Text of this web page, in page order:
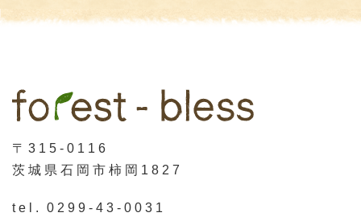
〒315-0116
茨城県石岡市柿岡1827
tel.
0299-43-0031